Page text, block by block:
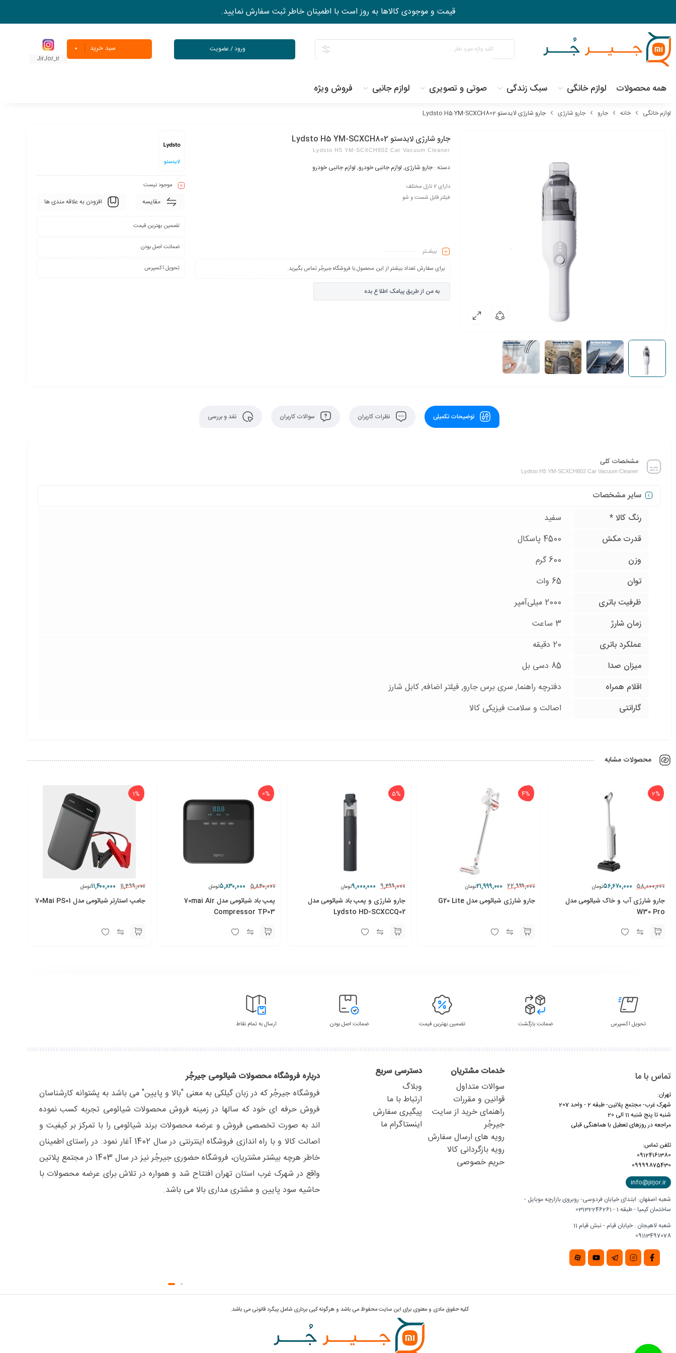
قیمت و موجودی کالاها به روز است با اطمینان خاطر ثبت سفارش نمایید.
ورود / عضویت سبد خرید 0
JirJor_ir
همه محصولات لوازم خانگی سبک زندگی صوتی و تصویری لوازم جانبی فروش ویژه
لوازم خانگی خانه جارو جارو شارژی جارو شارژی لایدستو Lydsto H5 YM-SCXCH802
جارو شارژی لایدستو Lydsto H5 YM-SCXCH802
Lydsto H5 YM-SCXCH802 Car Vacuum Cleaner
دسته :جارو شارژی, لوازم جانبی خودرو, لوازم جانبی خودرو
دارای 2 نازل مختلف
فیلتر قابل شست و شو
بیشـتر
برای سفارش تعداد بیشتر از این محصول با فروشگاه جیرجُر تماس بگیرید.
به من از طریق پیامک اطلاع بده
لایدستو
موجود نیست
مقایسه افزودن به علاقه مندی ها
تضمین بهترین قیمت
ضمانت اصل بودن
تحویل اکسپرس
توضیحات تکمیلی نظرات کاربران سوالات کاربران نقد و بررسی
مشخصات کلی
Lydsto H5 YM-SCXCH802 Car Vacuum Cleaner
سایر مشخصات
رنگ کالا *
سفید
قدرت مکش
4500 پاسکال
وزن
600 گرم
توان
65 وات
ظرفیت باتری
2000 میلی‌آمپر
زمان شارژ
3 ساعت
عملکرد باتری
20 دقیقه
میزان صدا
85 دسی بل
اقلام همراه
دفترچه راهنما, سری برس جارو, فیلتر اضافه, كابل شارز
گارانتی
اصالت و سلامت فیزیکی کالا
محصولات مشابه
2%
۵۸,۰۰۰,۰۰۰ ۵۶,۶۷۰,۰۰۰تومان
جارو شارژی آب و خاک شیائومی مدل
W30 Pro
4%
۲۲,۹۹۹,۰۰۰ ۲۱,۹۹۹,۰۰۰تومان
جارو شارژی شیائومی مدل G20 Lite
5%
۹,۴۹۹,۰۰۰ ۹,۰۰۰,۰۰۰تومان
جارو شارژی و پمپ باد شیائومی مدل
Lydsto HD-SCXCCQ02
0%
۵,۸۴۰,۰۰۰ ۵,۸۳۰,۰۰۰تومان
پمپ باد شیائومی مدل 70mai Air
Compressor TP03
1%
۱۱,۴۹۹,۰۰۰ ۱۱,۴۰۰,۰۰۰تومان
جامپ استارتر شیائومی مدل 70Mai PS01
تحویل اکسپرس ضمانت بازگشت تضمین بهترین قیمت ضمانت اصل بودن ارسال به تمام نقاط
تماس با ما
تهران:
شهرک غرب- مجتمع پلاتین- طبقه 2 - واحد 207
شنبه تا پنج شنبه 11 الی 20
مراجعه در روزهای تعطیل با هماهنگی قبلی
تلفن تماس:
09124161380
09999875430
info@jirjor.ir
شعبه اصفهان: ابتدای خیابان فردوسی- روبروی بازارچه موبایل -
ساختمان کیمیا - طبقه 1 - 03132246261
شعبه لاهیجان : خیابان قیام - نبش قیام 11
09113497078
خدمات مشتریان
سوالات متداول
قوانین و مقررات
راهنمای خرید از سایت
جیرجُر
رویه های ارسال سفارش
رویه بازگردانی کالا
حریم خصوصی
دسترسی سریع
وبلاگ
ارتباط با ما
پیگیری سفارش
اینستاگرام ما
درباره فروشگاه محصولات شیائومی جیرجُر
فروشگاه جیرجُر که در زبان گیلکی به معنی "بالا و پایین" می باشد به پشتوانه کارشناسان
فروش حرفه ای خود که سالها در زمینه فروش محصولات شیائومی تجربه کسب نموده
اند به صورت تخصصی فروش و عرضه محصولات برند شیائومی را با تمرکز بر کیفیت و
اصالت کالا و با راه اندازی فروشگاه اینترنتی در سال 1402 آغار نمود. در راستای اطمینان
خاطر هرچه بیشتر مشتریان، فروشگاه حضوری جیرجُر نیز در سال 1403 در مجتمع پلاتین
واقع در شهرک غرب استان تهران افتتاح شد و همواره در تلاش برای عرضه محصولات با
حاشیه سود پایین و مشتری مداری بالا می باشد.
کلیه حقوق مادی و معنوی برای این سایت محفوظ می باشد و هرگونه کپی برداری شامل پیگرد قانونی می باشد.